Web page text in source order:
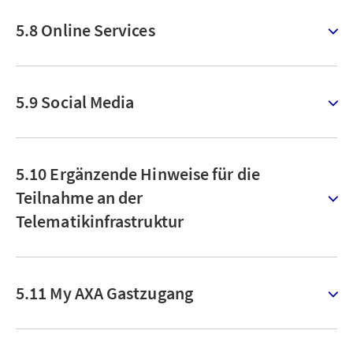
5.8 Online Services
5.9 Social Media
5.10 Ergänzende Hinweise für die
Teilnahme an der
Telematikinfrastruktur
5.11 My AXA Gastzugang